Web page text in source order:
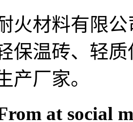
火材料有限
保温砖、轻
产厂家。
at social